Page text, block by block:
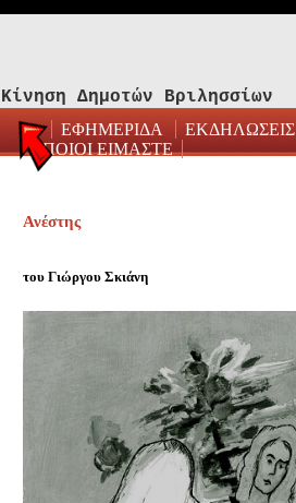
Κίνηση Δημοτών Βριλησσίων
ΕΦΗΜΕΡΙΔΑ ΕΚΔΗΛΩΣΕΙΣ
ΠΟΙΟΙ ΕΙΜΑΣΤΕ
Ανέστης
του Γιώργου Σκιάνη